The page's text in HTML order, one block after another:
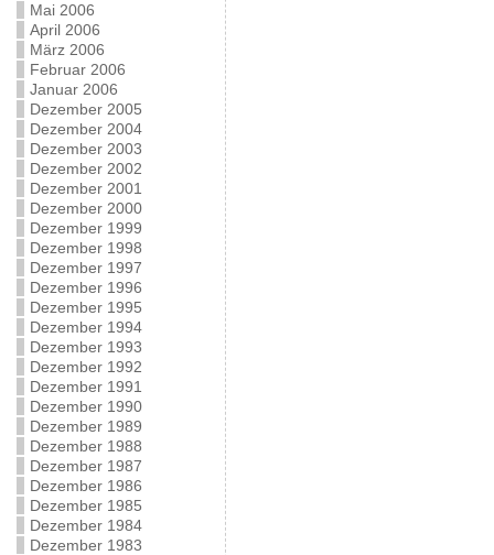
Mai 2006
April 2006
März 2006
Februar 2006
Januar 2006
Dezember 2005
Dezember 2004
Dezember 2003
Dezember 2002
Dezember 2001
Dezember 2000
Dezember 1999
Dezember 1998
Dezember 1997
Dezember 1996
Dezember 1995
Dezember 1994
Dezember 1993
Dezember 1992
Dezember 1991
Dezember 1990
Dezember 1989
Dezember 1988
Dezember 1987
Dezember 1986
Dezember 1985
Dezember 1984
Dezember 1983